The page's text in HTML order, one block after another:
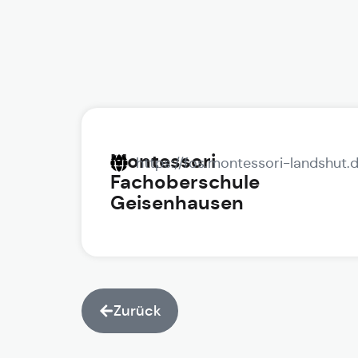
Montessori
Fachoberschule
Geisenhausen
https://fos.montessori-
Zurück